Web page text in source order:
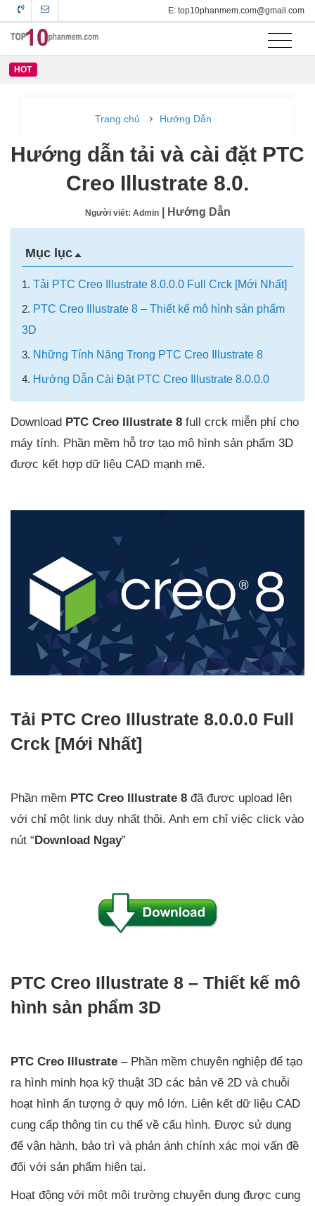
E: top10phanmem.com@gmail.com
HOT
Trang chủ Hướng Dẫn
Hướng dẫn tải và cài đặt PTC
Creo Illustrate 8.0.
Người viết: Admin | Hướng Dẫn
Mục lục
1. Tải PTC Creo Illustrate 8.0.0.0 Full Crck [Mới Nhất]
2. PTC Creo Illustrate 8 – Thiết kế mô hình sản phẩm
3D
3. Những Tính Năng Trong PTC Creo Illustrate 8
4. Hướng Dẫn Cài Đặt PTC Creo Illustrate 8.0.0.0
Download PTC Creo Illustrate 8 full crck miễn phí cho
máy tính. Phần mềm hỗ trợ tạo mô hình sản phẩm 3D
được kết hợp dữ liệu CAD mạnh mẽ.
Tải PTC Creo Illustrate 8.0.0.0 Full
Crck [Mới Nhất]
Phần mềm PTC Creo Illustrate 8 đã được upload lên
với chỉ một link duy nhất thôi. Anh em chỉ việc click vào
nút “ Download Ngay”
PTC Creo Illustrate 8 – Thiết kế mô
hình sản phẩm 3D
PTC Creo Illustrate – Phần mềm chuyên nghiệp để tạo
ra hình minh họa kỹ thuật 3D các bản vẽ 2D và chuỗi
hoạt hình ấn tượng ở quy mô lớn. Liên kết dữ liệu CAD
cung cấp thông tin cụ thể về cấu hình. Được sử dụng
để vận hành, bảo trì và phản ánh chính xác mọi vấn đề
đối với sản phẩm hiện tại.
Hoạt động với một môi trường chuyên dụng được cung